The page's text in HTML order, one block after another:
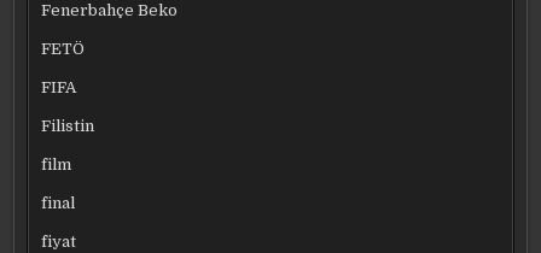
Fenerbahçe Beko
FETÖ
FIFA
Filistin
film
final
fiyat